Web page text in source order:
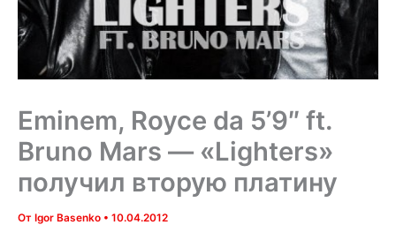
Eminem, Royce da 5’9″ ft.
Bruno Mars — «Lighters»
получил вторую платину
От Igor Basenko • 10.04.2012